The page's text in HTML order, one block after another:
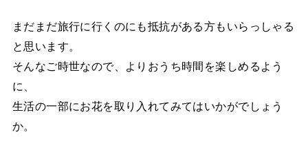
まだまだ旅行に行くのにも抵抗がある方もいらっしゃる
と思います。
そんなご時世なので、よりおうち時間を楽しめるよう
に、
生活の一部にお花を取り入れてみてはいかがでしょう
か。